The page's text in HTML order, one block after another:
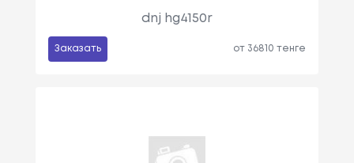
dnj hg4150r
Заказать от 36810 тенге